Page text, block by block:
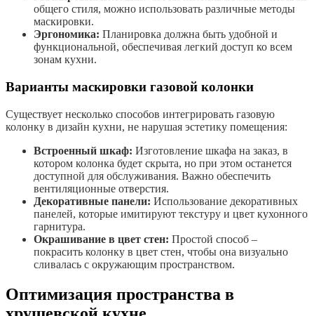
общего стиля, можно использовать различные методы
маскировки.
Эргономика: Планировка должна быть удобной и
функциональной, обеспечивая легкий доступ ко всем
зонам кухни.
Варианты маскировки газовой колонки
Существует несколько способов интегрировать газовую
колонку в дизайн кухни, не нарушая эстетику помещения:
Встроенный шкаф: Изготовление шкафа на заказ, в
котором колонка будет скрыта, но при этом останется
доступной для обслуживания. Важно обеспечить
вентиляционные отверстия.
Декоративные панели: Использование декоративных
панелей, которые имитируют текстуру и цвет кухонного
гарнитура.
Окрашивание в цвет стен: Простой способ –
покрасить колонку в цвет стен, чтобы она визуально
сливалась с окружающим пространством.
Оптимизация пространства в